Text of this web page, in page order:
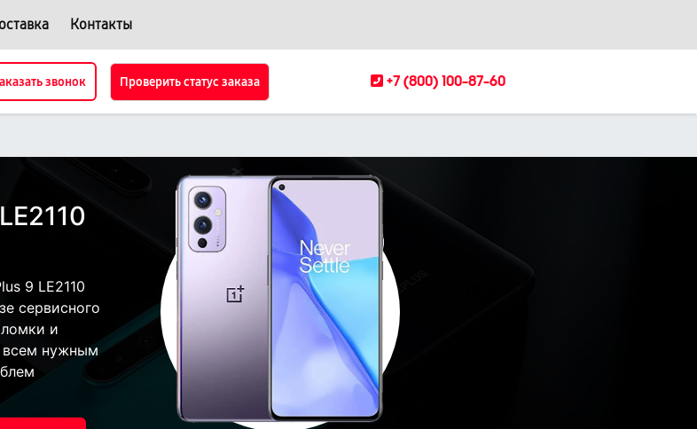
Контакты
звонок Проверить статус заказа +7 (800) 100-87-60
9 LE2110
сервисного
и
всем нужным